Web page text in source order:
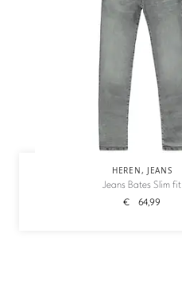
HEREN, JEANS
Jeans Bates Slim fit
€ 64,99